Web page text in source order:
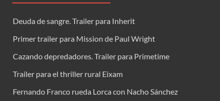
Deuda de sangre. Trailer para Inherit
Primer trailer para Mission de Paul Wright
Cazando depredadores. Trailer para Primetime
Trailer para el thriller rural Eixam
Fernando Franco rueda Lorca con Nacho Sánchez